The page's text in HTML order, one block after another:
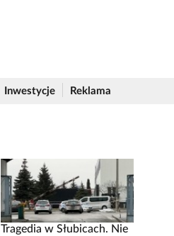
Inwestycje Reklama
Tragedia w Słubicach. Nie